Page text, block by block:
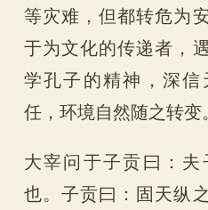
等灾难，但都转危为
于为文化的传递者，
学孔子的精神，深
任，环境自然随之转变。
大宰问于子贡曰：
也。子贡曰：固天纵